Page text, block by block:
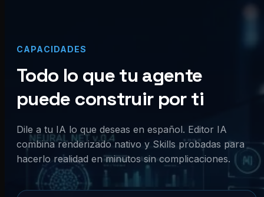
CAPACIDADES
Todo lo que tu agente
puede construir por ti
Dile a tu IA lo que deseas en español. Editor IA
combina renderizado nativo y Skills probadas para
hacerlo realidad en minutos sin complicaciones.